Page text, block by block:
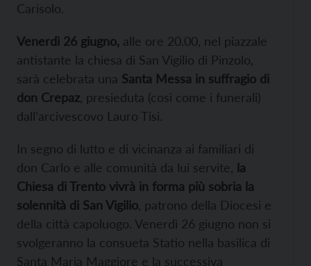
Carisolo.
Venerdì 26 giugno, alle ore 20.00, nel piazzale
antistante la chiesa di San Vigilio di Pinzolo,
sarà celebrata una Santa Messa in suffragio di
don Crepaz , presieduta (così come i funerali)
dall’arcivescovo Lauro Tisi.
In segno di lutto e di vicinanza ai familiari di
don Carlo e alle comunità da lui servite, la
Chiesa di Trento vivrà in forma più sobria la
solennità di San Vigilio , patrono della Diocesi e
della città capoluogo. Venerdì 26 giugno non si
svolgeranno la consueta Statio nella basilica di
Santa Maria Maggiore e la successiva